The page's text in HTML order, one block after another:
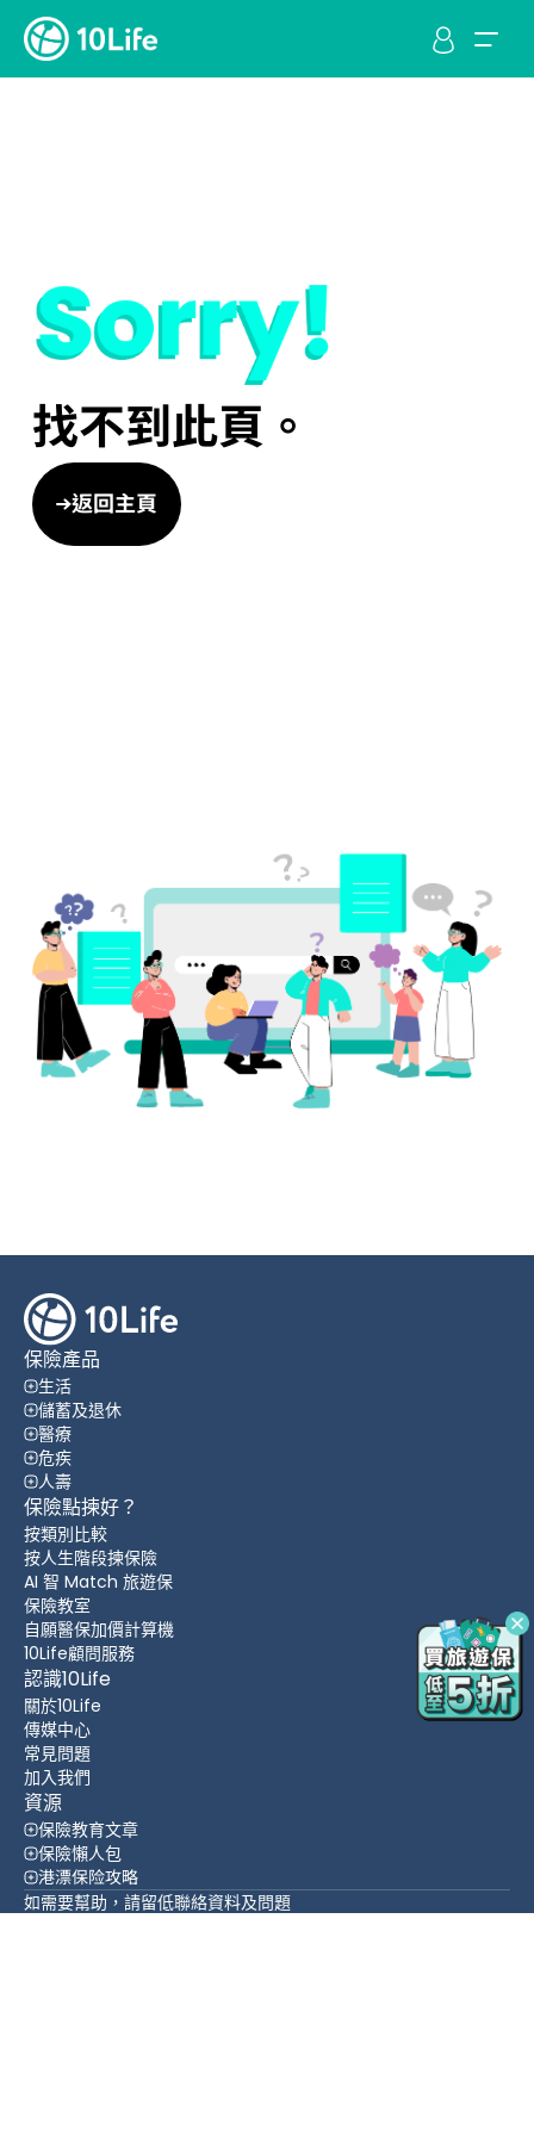
找不到此頁。
返回主頁
保險產品
生活
儲蓄及退休
醫療
危疾
人壽
保險點揀好？
按類別比較
按人生階段揀保險
AI 智 Match 旅遊保
保險教室
自願醫保加價計算機
10Life顧問服務
認識10Life
關於10Life
傳媒中心
常見問題
加入我們
資源
保險教育文章
保險懶人包
港漂保险攻略
如需要幫助，請留低聯絡資料及問題